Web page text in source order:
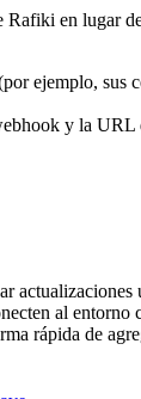
en lugar
ejemplo, sus
y la URL
actualizaciones
al
rápida de